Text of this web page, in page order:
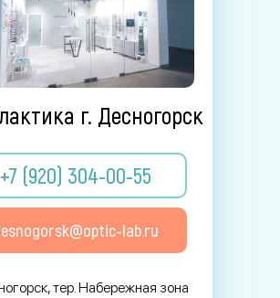
г. Десногорск
+7 (920) 304-00-55
lab.ru
тер. Набережная зона